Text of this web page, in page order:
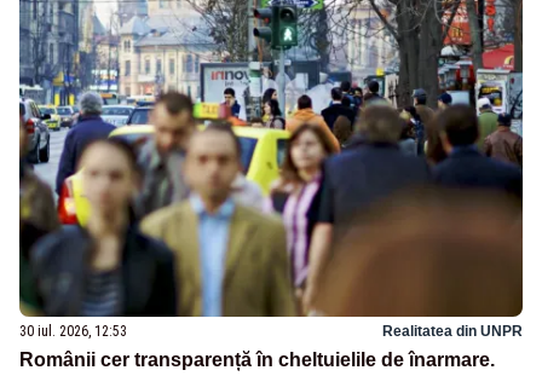
30 iul. 2026, 12:53 Realitatea din UNPR
Românii cer transparență în cheltuielile de înarmare.